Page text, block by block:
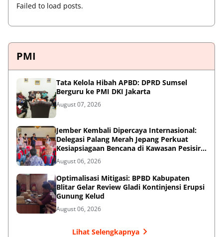
Failed to load posts.
PMI
Tata Kelola Hibah APBD: DPRD Sumsel
Berguru ke PMI DKI Jakarta
August 07, 2026
Jember Kembali Dipercaya Internasional:
Delegasi Palang Merah Jepang Perkuat
Kesiapsiagaan Bencana di Kawasan Pesisir
dan Sekolah
August 06, 2026
Optimalisasi Mitigasi: BPBD Kabupaten
Blitar Gelar Review Gladi Kontinjensi Erupsi
Gunung Kelud
August 06, 2026
Lihat Selengkapnya